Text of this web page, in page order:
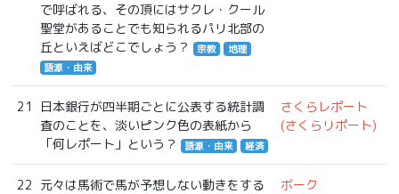
で呼ばれる、その頂にはサクレ・クール
聖堂があることでも知られるパリ北部の
丘といえばどこでしょう？
宗教
地理
語源・由来
21
日本銀行が四半期ごとに公表する統計調
査のことを、淡いピンク色の表紙から
「何レポート」という？
語源・由来 経済
さくらレポート
(さくらリポート)
22 元々は馬術で馬が予想しない動きをする
ボーク